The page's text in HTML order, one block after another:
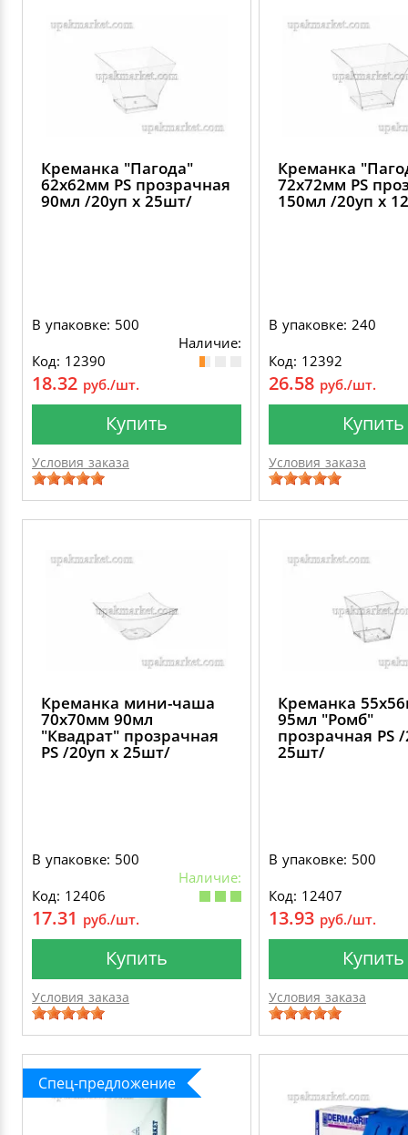
Креманка "Пагода"
62х62мм PS прозрачная
90мл /20уп х 25шт/
В упаковке: 500
Наличие:
Код: 12390
18.32 руб./шт.
Купить
Условия заказа
Креманка
72х72мм PS
150мл /20уп х
В упаковке: 240
Код: 12392
26.58 руб./шт.
Купить
Условия заказа
Креманка мини-чаша
70х70мм 90мл
"Квадрат" прозрачная
PS /20уп х 25шт/
В упаковке: 500
Наличие:
Код: 12406
17.31 руб./шт.
Купить
Условия заказа
Креманка
95мл "Ромб"
прозрачная PS
25шт/
В упаковке: 500
Код: 12407
13.93 руб./шт.
Купить
Условия заказа
Спец-предложение